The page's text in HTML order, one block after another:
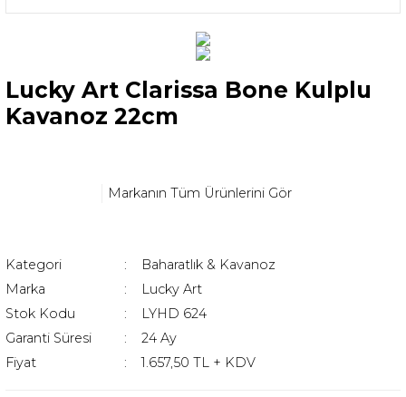
Lucky Art Clarissa Bone Kulplu
Kavanoz 22cm
Markanın Tüm Ürünlerini Gör
Kategori
Baharatlık & Kavanoz
Marka
Lucky Art
Stok Kodu
LYHD 624
Garanti Süresi
24 Ay
Fiyat
1.657,50 TL + KDV